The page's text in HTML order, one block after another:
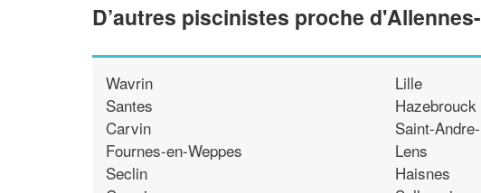
D’autres piscinistes proche
Wavrin
Santes
Carvin
Fournes-en-Weppes
Seclin
Lille
Hazebrouck
Saint-
Lens
Haisnes